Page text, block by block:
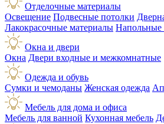
Отделочные материалы
Освещение Подвесные потолки
Лакокрасочные материалы Напольные
Окна и двери
Окна Двери входные и межкомнатные
Одежда и обувь
Сумки и чемоданы Женская одежда
Мебель для дома и офиса
Мебель для ванной Кухонная мебель